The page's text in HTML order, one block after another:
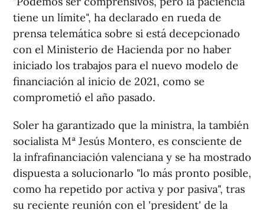
tiene un límite", ha declarado en rueda de
prensa telemática sobre si está decepcionado
con el Ministerio de Hacienda por no haber
iniciado los trabajos para el nuevo modelo de
financiación al inicio de 2021, como se
comprometió el año pasado.
Soler ha garantizado que la ministra, la también
socialista Mª Jesús Montero, es consciente de
la infrafinanciación valenciana y se ha mostrado
dispuesta a solucionarlo "lo más pronto posible,
como ha repetido por activa y por pasiva", tras
su reciente reunión con el 'president' de la